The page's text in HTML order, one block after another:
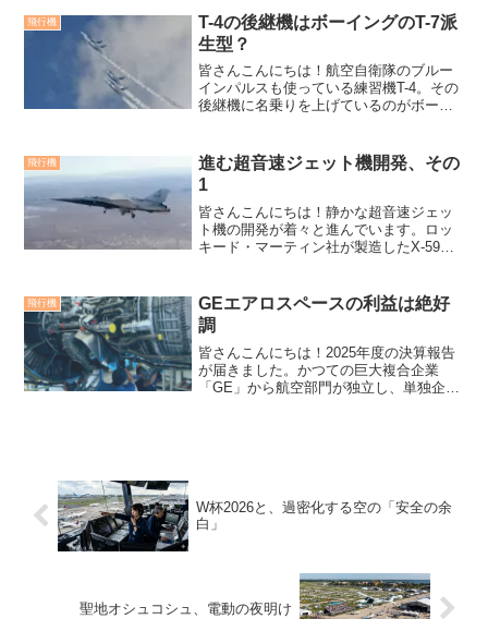
ロットは、自機が事故に遭ったり緊急事
態に陥った時の訓練は毎年...
飛行機
T-4の後継機はボーイングのT-7派
生型？
皆さんこんにちは！航空自衛隊のブルー
インパルスも使っている練習機T-4。その
後継機に名乗りを上げているのがボーイ
生型を推進する可能性日本は川崎重工の
T-4練習機約...
飛行機
進む超音速ジェット機開発、その
1
皆さんこんにちは！静かな超音速ジェッ
ト機の開発が着々と進んでいます。ロッ
キード・マーティン社が製造したX-59、
す。NASAのX-59NASAの静粛超音速研究
機X...
飛行機
GEエアロスペースの利益は絶好
調
皆さんこんにちは！2025年度の決算報告
が届きました。かつての巨大複合企業
「GE」から航空部門が独立し、単独企業
W杯2026と、過密化する空の「安全の余
白」
聖地オシュコシュ、電動の夜明け